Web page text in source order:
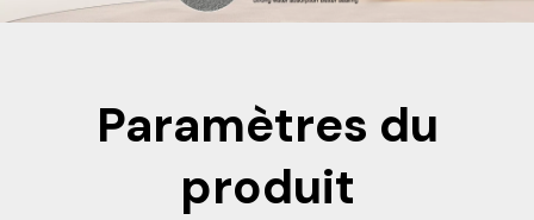
Paramètres du
produit